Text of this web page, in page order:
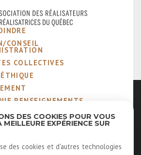
CONSEIL
COLLECTIVES
RENSEIGNEMENTS
ÉMÉRITES ET
DES COOKIES POUR VOUS
EXPÉRIENCE SUR
des cookies et d'autres technologies